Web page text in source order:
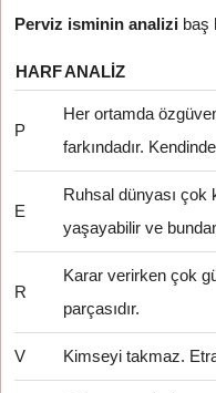
Perviz isminin analizi baş
HARFANALIZ
P
Her ortamda
farkındadır.
E
Ruhsal dünyası çok
yaşayabilir ve
R
Karar verirken çok
parçasıdır.
V Kimseyi takmaz.